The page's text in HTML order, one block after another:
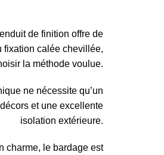
de finition offre de
fixation calée chevillée,
la méthode voulue.
ne nécessite qu’un
et une excellente
isolation extérieure.
charme, le bardage est